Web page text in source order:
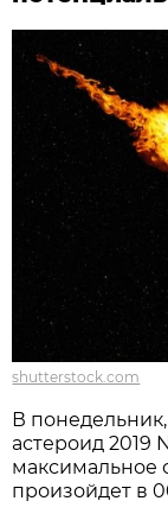
shutterstock.com
В
астероид 2019
максимальное
произойдет в